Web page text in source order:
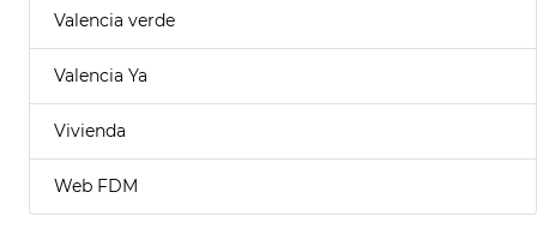
Valencia verde
Valencia Ya
Vivienda
Web FDM